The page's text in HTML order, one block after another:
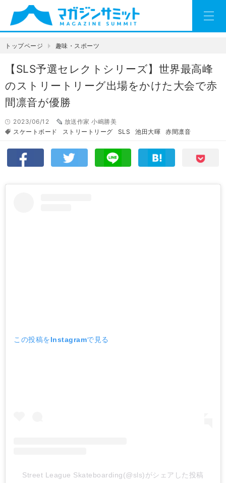
トップページ 趣味・スポーツ
【SLS予選セレクトシリーズ】世界最高峰
のストリートリーグ出場をかけた大会で赤
間凛音が優勝
2023/06/12
放送作家 小嶋勝美
スケートボード
ストリートリーグ SLS 池田大暉 赤間凛音
この投稿をInstagramで見る
Street League Skateboarding(@sls)がシェアした投稿